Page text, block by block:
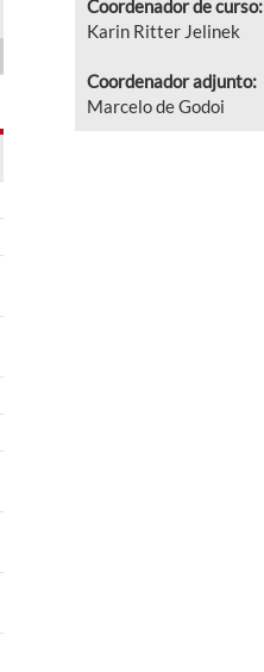
Coordenador de curso:
Karin Ritter Jelinek
Coordenador adjunto:
Marcelo de Godoi